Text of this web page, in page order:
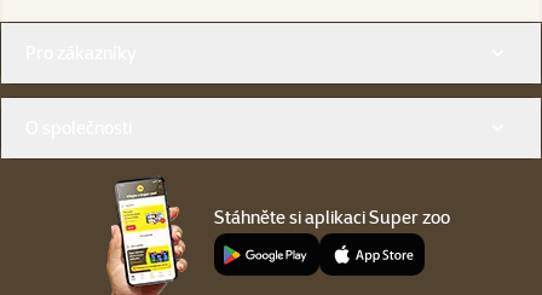
Stáhněte si aplikaci Super zoo